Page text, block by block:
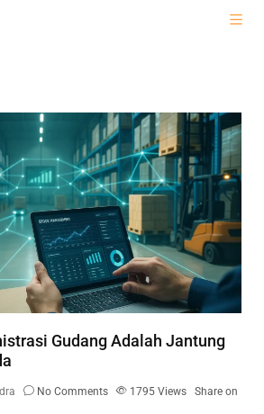
Gudang Adalah Jantung
No Comments 1795 Views Share on